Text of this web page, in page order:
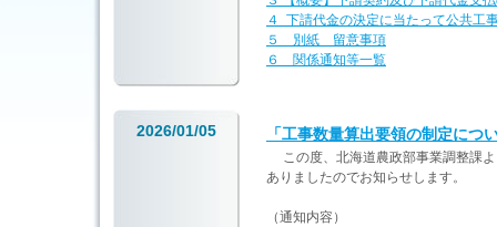
４ 下請代金の決定に当たって公共工
５ 別紙 留意事項
６ 関係通知等一覧
2026/01/05 「工事数量算出要領の制定につ
この度、北海道農政部事業調整課
ありましたのでお知らせします。
（通知内容）